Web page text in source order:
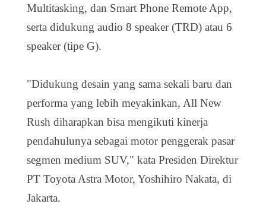
Multitasking, dan Smart Phone Remote App,
serta didukung audio 8 speaker (TRD) atau 6
speaker (tipe G).
"Didukung desain yang sama sekali baru dan
performa yang lebih meyakinkan, All New
Rush diharapkan bisa mengikuti kinerja
pendahulunya sebagai motor penggerak pasar
segmen medium SUV," kata Presiden Direktur
PT Toyota Astra Motor, Yoshihiro Nakata, di
Jakarta.